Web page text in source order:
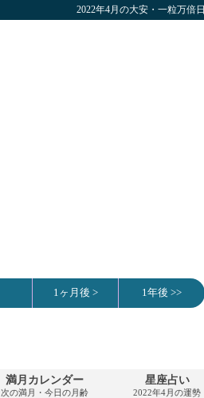
2022年4月の大安・一粒万倍日
1ヶ月後 > 1年後 >>
満月カレンダー
次の満月・今日の月齢
星座占い
2022年4月の運勢